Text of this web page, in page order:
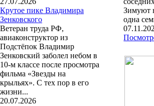
Крутое пике Владимира
Зенковского
Ветеран труда РФ,
авиаконструктор из
Подстёпок Владимир
Зенковский заболел небом в
10-м классе после просмотра
фильма «Звезды на
крыльях». С тех пор в его
жизни...
20.07.2026
Зимуют
одна